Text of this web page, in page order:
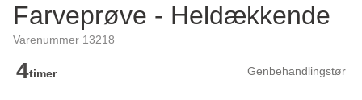
Farveprøve - Heldækkende
Varenummer 13218
4timer Genbehandlingstør